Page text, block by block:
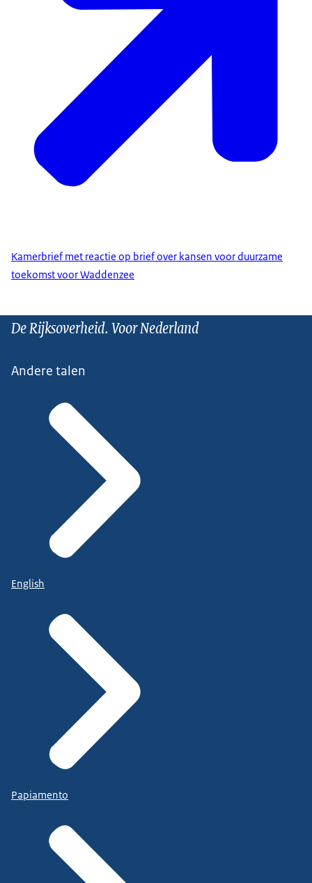
Kamerbrief met reactie op brief over kansen voor duurzame
toekomst voor Waddenzee
De Rijksoverheid. Voor Nederland
Andere talen
English
Papiamento